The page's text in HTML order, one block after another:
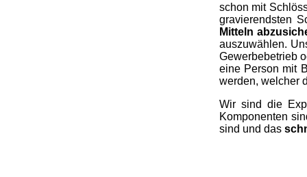
schon mit
gravierendsten
Mitteln
auszuwählen.
Gewerbebetrieb
eine Person mit
werden, welcher
Wir sind die
Komponenten
sind und das